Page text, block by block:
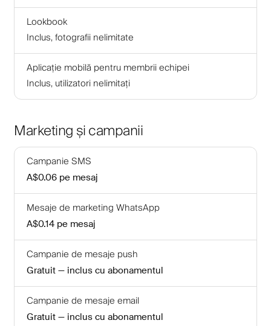
Lookbook
Inclus, fotografii nelimitate
Aplicație mobilă pentru membrii echipei
Inclus, utilizatori nelimitați
Marketing și campanii
Campanie SMS
A$0.06 pe mesaj
Mesaje de marketing WhatsApp
A$0.14 pe mesaj
Campanie de mesaje push
Gratuit — inclus cu abonamentul
Campanie de mesaje email
Gratuit — inclus cu abonamentul